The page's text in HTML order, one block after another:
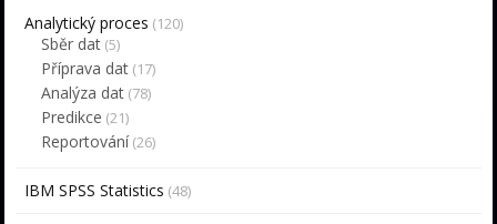
Analytický proces (120)
Sběr dat (5)
Příprava dat (17)
Analýza dat (78)
Predikce (21)
Reportování(26)
IBM SPSS Statistics (48)